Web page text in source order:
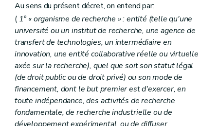
Au sens du présent décret, on entend par:
( 1° « organisme de recherche » : entité (telle qu'une
université ou un institut de recherche, une agence de
transfert de technologies, un intermédiaire en
innovation, une entité collaborative réelle ou virtuelle
axée sur la recherche), quel que soit son statut légal
(de droit public ou de droit privé) ou son mode de
financement, dont le but premier est d'exercer, en
toute indépendance, des activités de recherche
fondamentale, de recherche industrielle ou de